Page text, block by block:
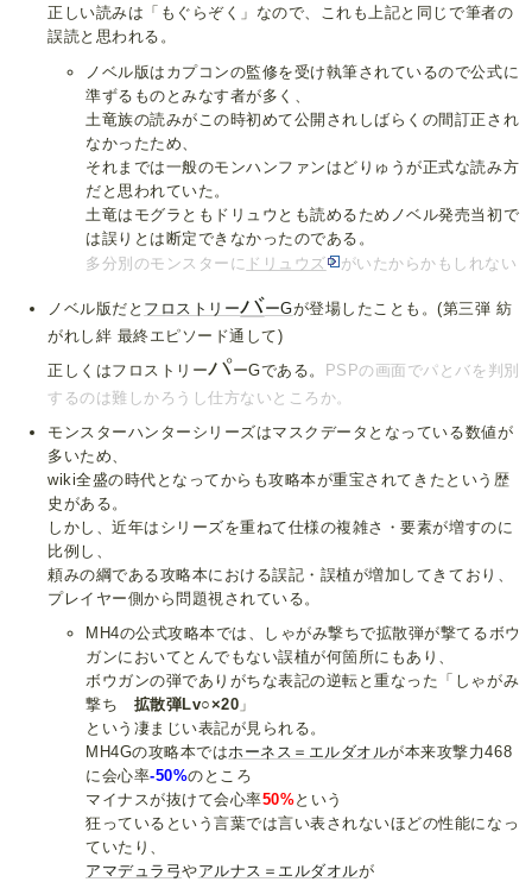
正しい読みは「もぐらぞく」なので、これも上記と同じで筆者の
誤読と思われる。
ノベル版はカプコンの監修を受け執筆されているので公式に
準ずるものとみなす者が多く、
土竜族の読みがこの時初めて公開されしばらくの間訂正され
なかったため、
それまでは一般のモンハンファンはどりゅうが正式な読み方
だと思われていた。
土竜はモグラともドリュウとも読めるためノベル発売当初で
は誤りとは断定できなかったのである。
多分別のモンスターに ドリュウズ がいたからかもしれない
ノベル版だと フロストリーバーGが登場したことも。(第三弾 紡
がれし絆 最終エピソード通して)
正しくはフロストリーパーGである。 PSPの画面でパとバを判別
するのは難しかろうし仕方ないところか。
モンスターハンターシリーズはマスクデータとなっている数値が
多いため、
wiki全盛の時代となってからも攻略本が重宝されてきたという歴
史がある。
しかし、近年はシリーズを重ねて仕様の複雑さ・要素が増すのに
比例し、
頼みの綱である攻略本における誤記・誤植が増加してきており、
プレイヤー側から問題視されている。
MH4の公式攻略本では、しゃがみ撃ちで拡散弾が撃てるボウ
ガンにおいてとんでもない誤植が何箇所にもあり、
ボウガンの弾でありがちな表記の逆転と重なった「しゃがみ
撃ち 拡散弾Lv○×20 」
という凄まじい表記が見られる。
MH4Gの攻略本ではホーネス＝エルダオルが本来攻撃力468
に会心率-50%のところ
マイナスが抜けて会心率50%という
狂っているという言葉では言い表されないほどの性能になっ
ていたり、
アマデュラ弓やアルナス＝エルダオルが